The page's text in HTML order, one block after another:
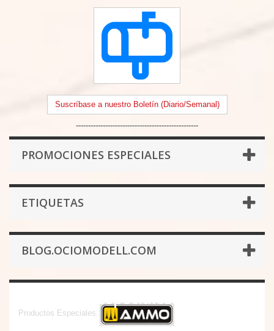
Suscríbase a nuestro Boletín (Diario/Semanal)
--------------------------------------------------
PROMOCIONES ESPECIALES
ETIQUETAS
BLOG.OCIOMODELL.COM
Productos Especiales.
Productos Especiales.